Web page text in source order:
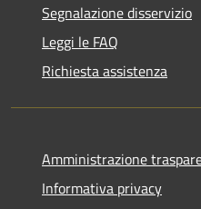
Segnalazione disservizio
Leggi le FAQ
Richiesta assistenza
Amministrazione
Informativa privacy